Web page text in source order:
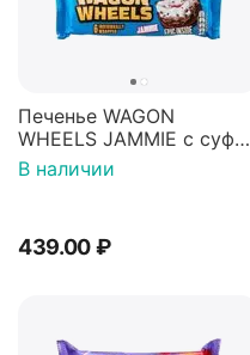
Печенье WAGON
WHEELS JAMMIE с суфле
и джемом покрытое
гразурью 228г
В наличии
439.00₽